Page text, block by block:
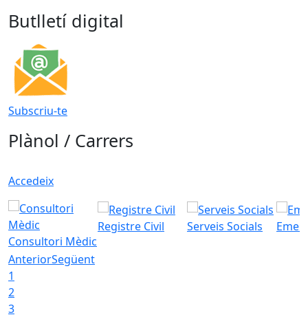
Butlletí digital
Subscriu-te
Plànol / Carrers
Accedeix
Consultori Mèdic
Registre Civil Serveis Socials
AnteriorSegüent
1
2
3